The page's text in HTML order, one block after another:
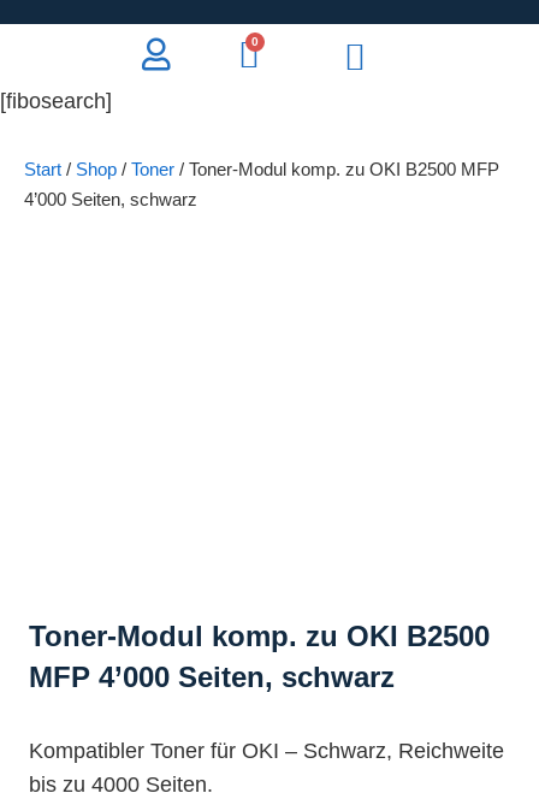
0
[fibosearch]
Start / Shop / Toner / Toner-Modul komp. zu OKI B2500 MFP
4’000 Seiten, schwarz
Toner-Modul komp. zu OKI B2500
MFP 4’000 Seiten, schwarz
Kompatibler Toner für OKI – Schwarz, Reichweite
bis zu 4000 Seiten.